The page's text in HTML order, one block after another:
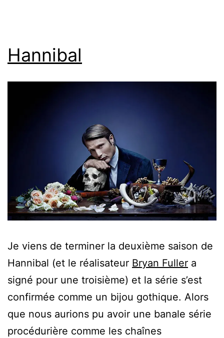
Hannibal
Je viens de terminer la deuxième saison de
Hannibal (et le réalisateur Bryan Fuller a
signé pour une troisième) et la série s’est
confirmée comme un bijou gothique. Alors
que nous aurions pu avoir une banale série
procédurière comme les chaînes